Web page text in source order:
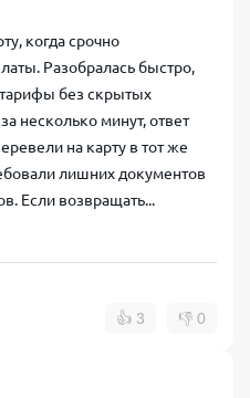
когда срочно
Разобралась быстро,
без скрытых
несколько минут, ответ
на карту в тот же
лишних документов
Если возвращать...
👍 3 👎 0